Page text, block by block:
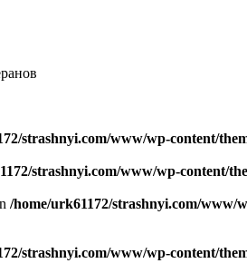
strashnyi.com/www/wp-content/
strashnyi.com/www/wp-content/
/home/urk61172/strashnyi.com/www/
strashnyi.com/www/wp-content/